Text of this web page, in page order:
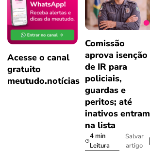
Acesse o canal
gratuito
meutudo.notícias
Comissão
aprova isenção
de IR para
policiais,
guardas e
peritos; até
inativos entram
na lista
4 min
Leitura
Salvar
artigo